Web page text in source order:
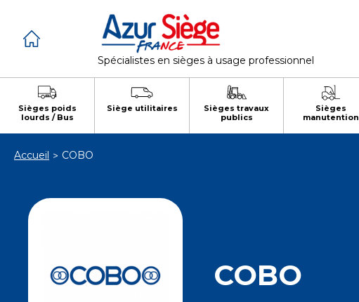
Spécialistes en sièges à usage professionnel
Sièges poids
lourds / Bus
Siège utilitaires
Sièges travaux
publics
Sièges
manutention
Accueil COBO
COBO